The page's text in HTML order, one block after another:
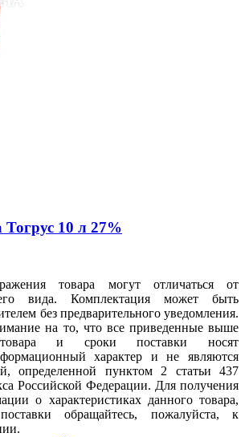
Тогрус 10 л 27%
товара могут отличаться от
вида. Комплектация может быть
без предварительного уведомления.
на то, что все приведенные выше
товара и сроки поставки носят
характер и не являются
определенной пунктом 2 статьи 437
Российской Федерации. Для получения
о характеристиках данного товара,
обращайтесь, пожалуйста, к